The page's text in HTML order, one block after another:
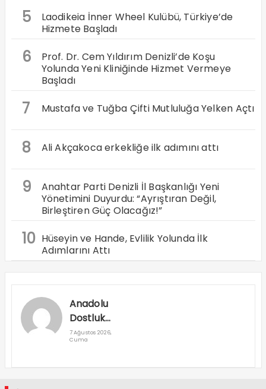
5
Laodikeia İnner Wheel Kulübü, Türkiye’de
Hizmete Başladı
6
Prof. Dr. Cem Yıldırım Denizli’de Koşu
Yolunda Yeni Kliniğinde Hizmet Vermeye
Başladı
7 Mustafa ve Tuğba Çifti Mutluluğa Yelken Açtı
8 Ali Akçakoca erkekliğe ilk adımını attı
9
Anahtar Parti Denizli İl Başkanlığı Yeni
Yönetimini Duyurdu: “Ayrıştıran Değil,
Birleştiren Güç Olacağız!”
10 Hüseyin ve Hande, Evlilik Yolunda İlk
Adımlarını Attı
Anadolu
Dostluk
Rallisi
7 Ağustos 2026,
Cuma